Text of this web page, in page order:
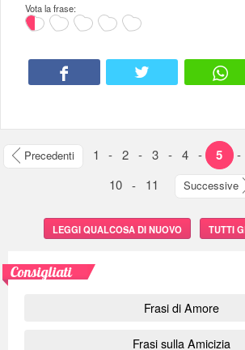
Vota la frase:
Precedenti 1 - 2 - 3 - 4 - 5 -
10 - 11 Successive
LEGGI QUALCOSA DI NUOVO TUTTI
Consigliati
Frasi di Amore
Frasi sulla Amicizia